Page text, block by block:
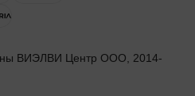
ВИЭЛВИ Центр ООО, 2014-